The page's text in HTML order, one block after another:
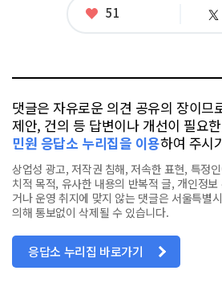
좋
51 트
댓글은 자유로운 의견 공유의 장이므
제안, 건의 등 답변이나 개선이 필요
민원 응답소 누리집을 이용하여 주시
상업성 광고, 저작권 침해, 저속한 표현, 특정
치적 목적, 유사한 내용의 반복적 글, 개인정
거나 운영 취지에 맞지 않는 댓글은 서울특별
의해 통보없이 삭제될 수 있습니다.
응답소 누리집 바로가기